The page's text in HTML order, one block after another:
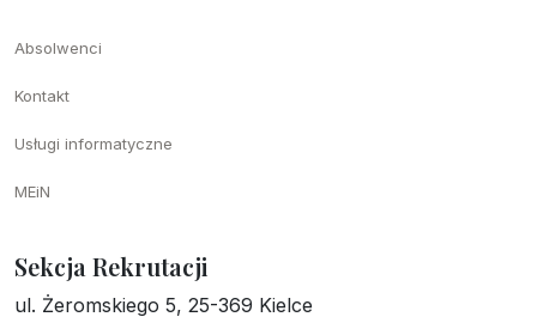
Absolwenci
Kontakt
Usługi informatyczne
MEiN
Sekcja Rekrutacji
ul. Żeromskiego 5, 25-369 Kielce